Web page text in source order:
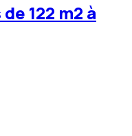
122 m2 à